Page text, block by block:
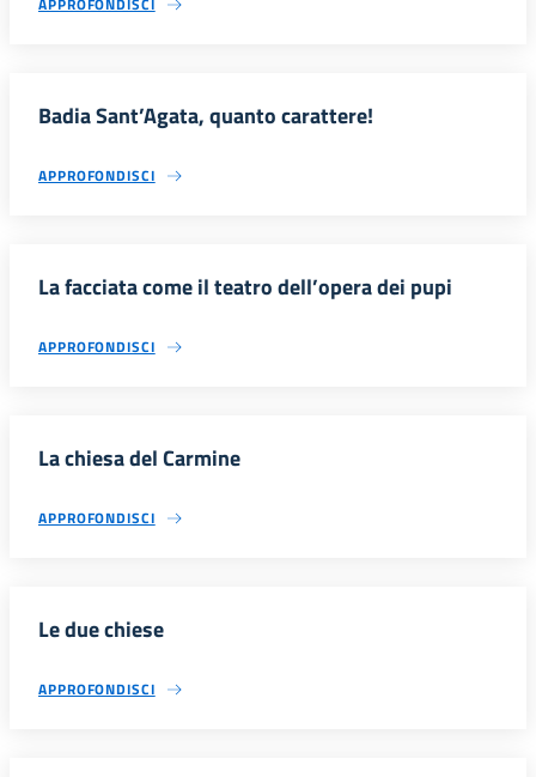
Badia Sant’Agata, quanto carattere!
APPROFONDISCI
La facciata come il teatro dell’opera dei pupi
APPROFONDISCI
La chiesa del Carmine
APPROFONDISCI
Le due chiese
APPROFONDISCI